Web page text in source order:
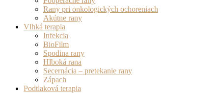
Rany pri onkologických ochoreniach
Akútne rany
Vlhká terapia
Infekcia
BioFilm
Spodina rany
Hlboká rana
Secernácia – pretekanie rany
Zápach
Podtlaková terapia